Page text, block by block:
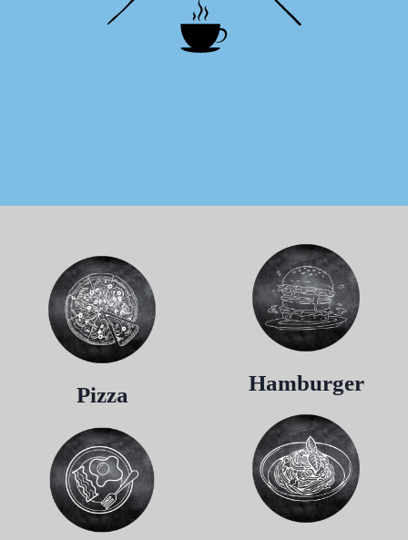
Pizza Hamburger